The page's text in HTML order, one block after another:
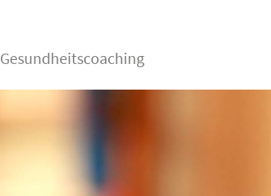
Gesundheitscoaching